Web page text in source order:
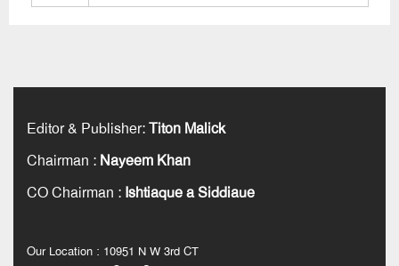
Editor & Publisher:Titon Malick
Chairman : Nayeem Khan
CO Chairman : Ishtiaque a Siddiaue
Our Location : 10951 N W 3rd CT